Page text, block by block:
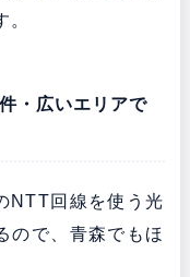
・広いエリアで
NTT回線を使う光
ので、青森でもほ